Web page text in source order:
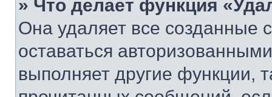
» Что делает функция
Она удаляет все созданные
оставаться
выполняет другие функции,